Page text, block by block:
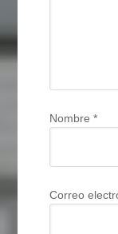
Nombre*
Correo